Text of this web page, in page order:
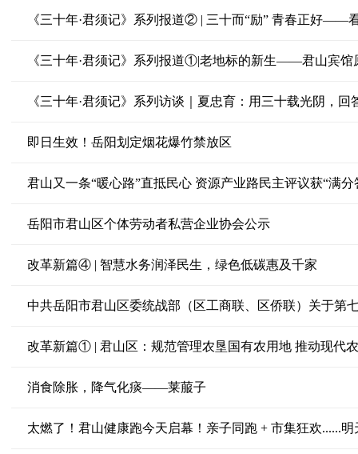
《三十年·君须记》系列报道② | 三十而“励” 青春正好——
《三十年·君须记》系列报道①|老地标的新生——君山宾馆
《三十年·君须记》系列访谈｜夏忠育：用三十载光阴，回
即日生效！岳阳划定烟花爆竹禁放区
君山又一条“暖心路”直抵民心 资源产业路民主评议获“满分
岳阳市君山区个体劳动者私营企业协会公示
改革新篇④ | 智慧水务润泽民生，绿色低碳惠及千家
中共岳阳市君山区委统战部（区工商联、区侨联）关于第
改革新篇① | 君山区：规范管理农垦国有农用地 推动现代
消食除胀，降气化痰——莱菔子
太燃了！君山健康跑今天启幕！亲子同跑 + 市集狂欢......